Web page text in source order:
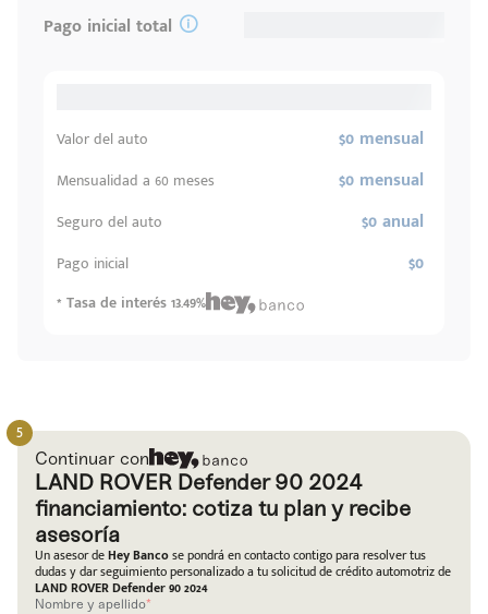
Escríbenos
+528121278366
Código
Postal
Pago inicial total
Valor del auto $0 mensual
Mensualidad a 60 meses $0 mensual
Seguro del auto $0 anual
Pago inicial $0
* Tasa de interés 13.49%
Continuar con
LAND ROVER Defender 90 2024
financiamiento: cotiza tu plan y recibe
asesoría
Un asesor deHey Bancose pondrá en contacto contigo para resolver tus
dudas y dar seguimiento personalizado a tu solicitud de crédito automotriz de
LAND ROVER Defender 90 2024
Nombre y apellido